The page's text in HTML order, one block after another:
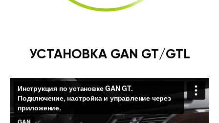
УСТАНОВКА GAN GT/GTL